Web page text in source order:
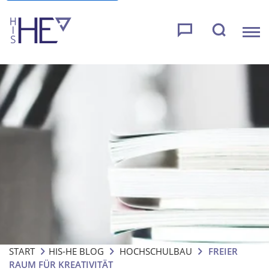
START HIS-HE BLOG HOCHSCHULBAU
FREIER
RAUM FÜR KREATIVITÄT